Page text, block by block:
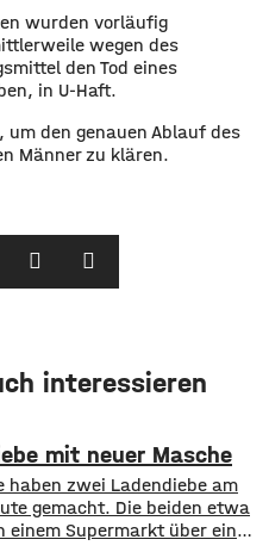
wurden vorläufig
wegen des
den Tod eines
in U-Haft.
den genauen Ablauf des
Männer zu klären.
interessieren
mit neuer Masche
zwei Ladendiebe am
gemacht. Die beiden etwa
einem Supermarkt über eine